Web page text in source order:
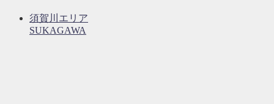
須賀川エリア
SUKAGAWA